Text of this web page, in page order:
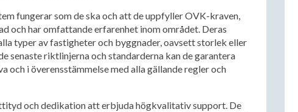
fungerar som de ska och att de uppfyller OVK-kraven,
och har omfattande erfarenhet inom området. Deras
typer av fastigheter och byggnader, oavsett storlek eller
senaste riktlinjerna och standarderna kan de garantera
och i överensstämmelse med alla gällande regler och
och dedikation att erbjuda högkvalitativ support. De